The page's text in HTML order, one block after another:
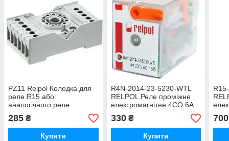
PZ11 Relpol Колодка для
реле R15 або
аналогічного реле
10А/300VAC 3CO(НВ/НЗ)
контакту
285 ₴
Купити
R4N-2014-23-5230-WTL
RELPOL Реле проміжне
електромагнітне 4CO 6A
230VAC
330₴
Купити
700